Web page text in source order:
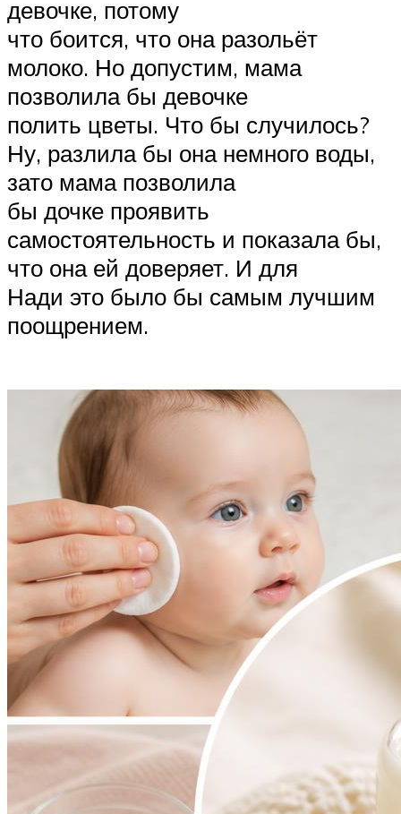
девочке, потому
что боится, что она разольёт
молоко. Но допустим, мама
позволила бы девочке
полить цветы. Что бы случилось?
Ну, разлила бы она немного воды,
зато мама позволила
бы дочке проявить
самостоятельность и показала бы,
что она ей доверяет. И для
Нади это было бы самым лучшим
поощрением.